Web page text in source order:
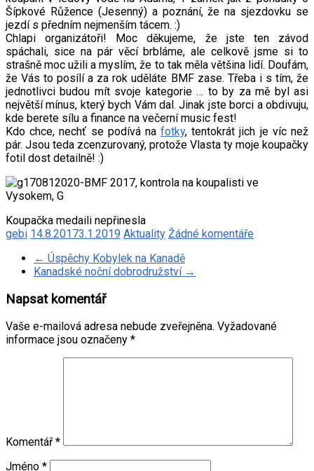
Šípkové Růžence (Jesenný) a poznání, že na sjezdovku se
jezdí s předním nejmenším tácem. :)
Chlapi organizátoři! Moc děkujeme, že jste ten závod
spáchali, sice na pár věcí brbláme, ale celkově jsme si to
strašně moc užili a myslím, že to tak měla většina lidí. Doufám,
že Vás to posílí a za rok uděláte BMF zase. Třeba i s tím, že
jednotlivci budou mít svoje kategorie … to by za mě byl asi
největší mínus, který bych Vám dal. Jinak jste borci a obdivuju,
kde berete sílu a finance na večerní music fest!
Kdo chce, nechť se podívá nafotky, tentokrát jich je víc než
pár. Jsou teda zcenzurovaný, protože Vlasta ty moje koupačky
fotil dost detailně! :)
Koupačka medaili nepřinesla
gebi 14.8.20173.1.2019 Aktuality Žádné komentáře
← Úspěchy Kobylek na Kanadě
Kanadské noční dobrodružství →
Napsat komentář
Vaše e-mailová adresa nebude zveřejněna. Vyžadované
informace jsou označeny *
Komentář*
Jméno *